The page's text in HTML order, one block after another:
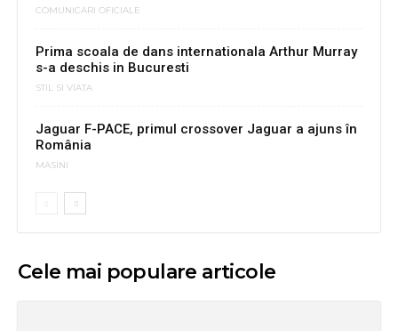
COMUNICARI OFICIALE
Prima scoala de dans internationala Arthur Murray
s-a deschis in Bucuresti
STIL SI VIATA
Jaguar F-PACE, primul crossover Jaguar a ajuns în
România
MASINI
Cele mai populare articole